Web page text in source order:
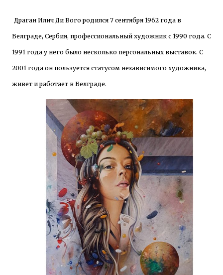
Драган Илич Ди Вого родился 7 сентября 1962 года в
Белграде, Сербия, профессиональный художник с 1990 года. С
1991 года у него было несколько персональных выставок. С
2001 года он пользуется статусом независимого художника,
живет и работает в Белграде.